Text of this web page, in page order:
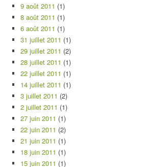
9 août 2011 (1)
8 août 2011 (1)
6 août 2011 (1)
31 juillet 2011 (1)
29 juillet 2011 (2)
28 juillet 2011 (1)
22 juillet 2011 (1)
14 juillet 2011 (1)
3 juillet 2011 (2)
2 juillet 2011 (1)
27 juin 2011 (1)
22 juin 2011 (2)
21 juin 2011 (1)
18 juin 2011 (1)
15 juin 2011 (1)